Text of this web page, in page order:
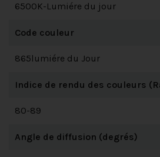
6500K-Lumiére du jour
Code couleur
865lumiére du Jour
Indice de rendu des couleurs
80-89
Angle de diffusion (degrés)